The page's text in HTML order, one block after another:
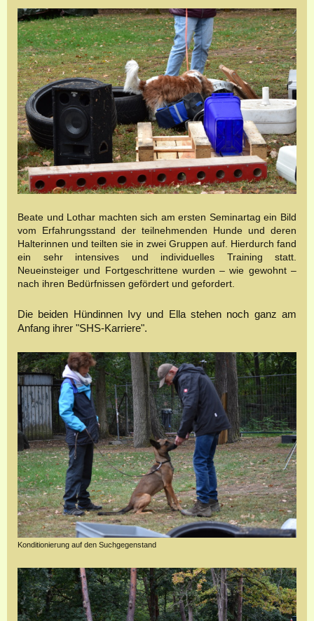
Beate und Lothar machten sich am ersten Seminartag ein Bild
vom Erfahrungsstand der teilnehmenden Hunde und deren
Halterinnen und teilten sie in zwei Gruppen auf. Hierdurch fand
ein sehr intensives und individuelles Training statt.
Neueinsteiger und Fortgeschrittene wurden – wie gewohnt –
nach ihren Bedürfnissen gefördert und gefordert.
Die beiden Hündinnen Ivy und Ella stehen noch ganz am
Anfang ihrer "SHS-Karriere".
Konditionierung auf den Suchgegenstand